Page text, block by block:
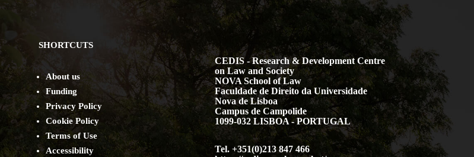
SHORTCUTS
About us
Funding
Privacy Policy
Cookie Policy
Terms of Use
Accessibility
CEDIS - Research & Development Centre
on Law and Society
NOVA School of Law
Faculdade de Direito da Universidade
Nova de Lisboa
Campus de Campolide
1099-032 LISBOA - PORTUGAL
Tel. +351(0)213 847 466